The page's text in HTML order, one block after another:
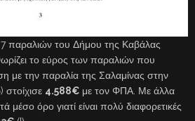
παραλιών του Δήμου της Καβάλας
το εύρος των παραλιών που
με την παραλία της Σαλαμίνας στην
4.588€ με τον ΦΠΑ. Με άλλα
μέσο όρο γιατί είναι πολύ διαφορετικές